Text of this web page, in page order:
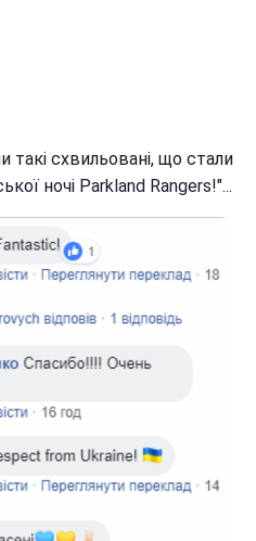
такі схвильовані, що стали
ночі Parkland Rangers!"...